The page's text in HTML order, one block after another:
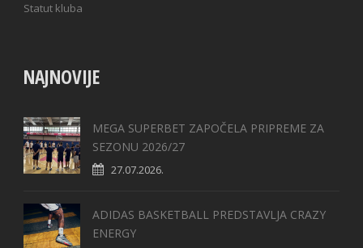
Statut kluba
NAJNOVIJE
MEGA SUPERBET ZAPOČELA PRIPREME ZA
SEZONU 2026/27
27.07.2026.
ADIDAS BASKETBALL PREDSTAVLJA CRAZY
ENERGY